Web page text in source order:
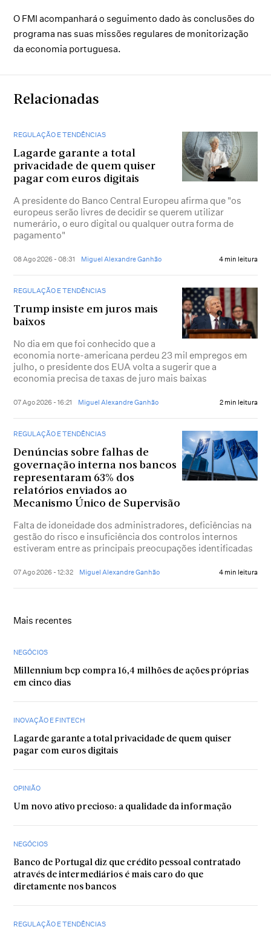
O FMI acompanhará o seguimento dado às conclusões do
programa nas suas missões regulares de monitorização
da economia portuguesa.
Relacionadas
REGULAÇÃO E TENDÊNCIAS
Lagarde garante a total
privacidade de quem quiser
pagar com euros digitais
A presidente do Banco Central Europeu afirma que "os
europeus serão livres de decidir se querem utilizar
numerário, o euro digital ou qualquer outra forma de
pagamento"
08 Ago 2026 - 08:31 Miguel Alexandre Ganhão 4 min leitura
REGULAÇÃO E TENDÊNCIAS
Trump insiste em juros mais
baixos
No dia em que foi conhecido que a
economia norte-americana perdeu 23 mil empregos em
julho, o presidente dos EUA volta a sugerir que a
economia precisa de taxas de juro mais baixas
07 Ago 2026 - 16:21 Miguel Alexandre Ganhão 2 min leitura
REGULAÇÃO E TENDÊNCIAS
Denúncias sobre falhas de
governação interna nos bancos
representaram 63% dos
relatórios enviados ao
Mecanismo Único de Supervisão
Falta de idoneidade dos administradores, deficiências na
gestão do risco e insuficiência dos controlos internos
estiveram entre as principais preocupações identificadas
07 Ago 2026 - 12:32 Miguel Alexandre Ganhão 4 min leitura
Mais recentes
NEGÓCIOS
Millennium bcp compra 16,4 milhões de ações próprias
em cinco dias
INOVAÇÃO E FINTECH
Lagarde garante a total privacidade de quem quiser
pagar com euros digitais
OPINIÃO
Um novo ativo precioso: a qualidade da informação
NEGÓCIOS
Banco de Portugal diz que crédito pessoal contratado
através de intermediários é mais caro do que
diretamente nos bancos
REGULAÇÃO E TENDÊNCIAS